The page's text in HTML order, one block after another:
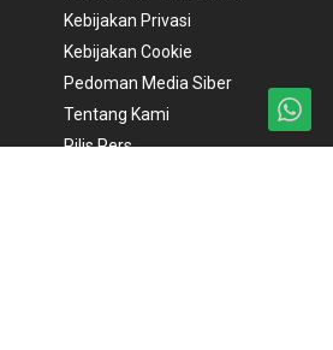
Kebijakan Privasi
Kebijakan Cookie
Pedoman Media Siber
Tentang Kami
Rilis Pers